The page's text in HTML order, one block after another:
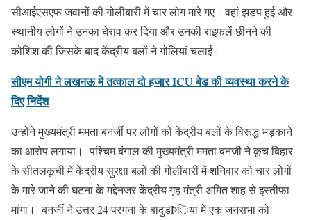
सीआईएसएफ जवानों की गोलीबारी में चार लोग मारे गए। वहां झड़प हुई और
स्थानीय लोगों ने उनका घेराव कर दिया और उनकी राइफलें छीनने की
कोशिश की जिसके बाद केंद्रीय बलों ने गोलियां चलाई।
सीएम योगी ने लखनऊ में तत्काल दो हजार ICU बेड की व्यवस्था करने के
दिए निर्देश
उन्होंने मुख्यमंत्री ममता बनर्जी पर लोगों को केंद्रीय बलों के विरूद्ध भड़काने
का आरोप लगाया। पश्चिम बंगाल की मुख्यमंत्री ममता बनर्जी ने कूच बिहार
के सीतलकूची में केंद्रीय सुरक्षा बलों की गोलीबारी में शनिवार को चार लोगों
के मारे जाने की घटना के मद्देनजर केंद्रीय गृह मंत्री अमित शाह से इस्तीफा
मांगा। बनर्जी ने उत्तर 24 परगना के बादुडÞिया में एक जनसभा को